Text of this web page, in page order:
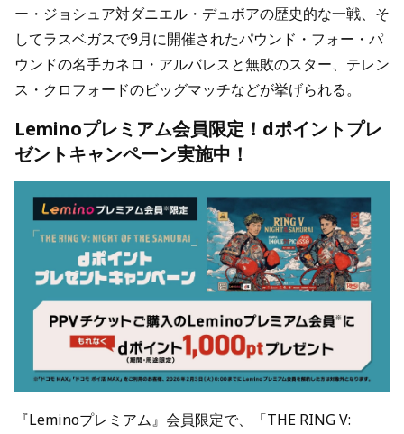
ー・ジョシュア対ダニエル・デュボアの歴史的な一戦、そ
してラスベガスで9月に開催されたパウンド・フォー・パ
ウンドの名手カネロ・アルバレスと無敗のスター、テレン
ス・クロフォードのビッグマッチなどが挙げられる。
Leminoプレミアム会員限定！dポイントプレ
ゼントキャンペーン実施中！
『Leminoプレミアム』会員限定で、「THE RING V: